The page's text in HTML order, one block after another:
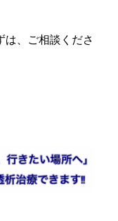
は、ご相談くださ